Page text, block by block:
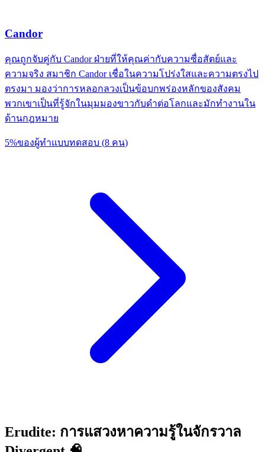
Candor
คุณถูกจับคู่กับ Candor ฝ่ายที่ให้คุณค่ากับความซื่อสัตย์และ
ความจริง สมาชิก Candor เชื่อในความโปร่งใสและความตรงไป
ตรงมา มองว่าการหลอกลวงเป็นข้อบกพร่องหลักของสังคม
พวกเขาเป็นที่รู้จักในมุมมองขาวกับดำต่อโลกและมักทำงานใน
ด้านกฎหมาย
5%ของผู้ทำแบบทดสอบ (8 คน)
Erudite: การแสวงหาความรู้ในจักรวาล